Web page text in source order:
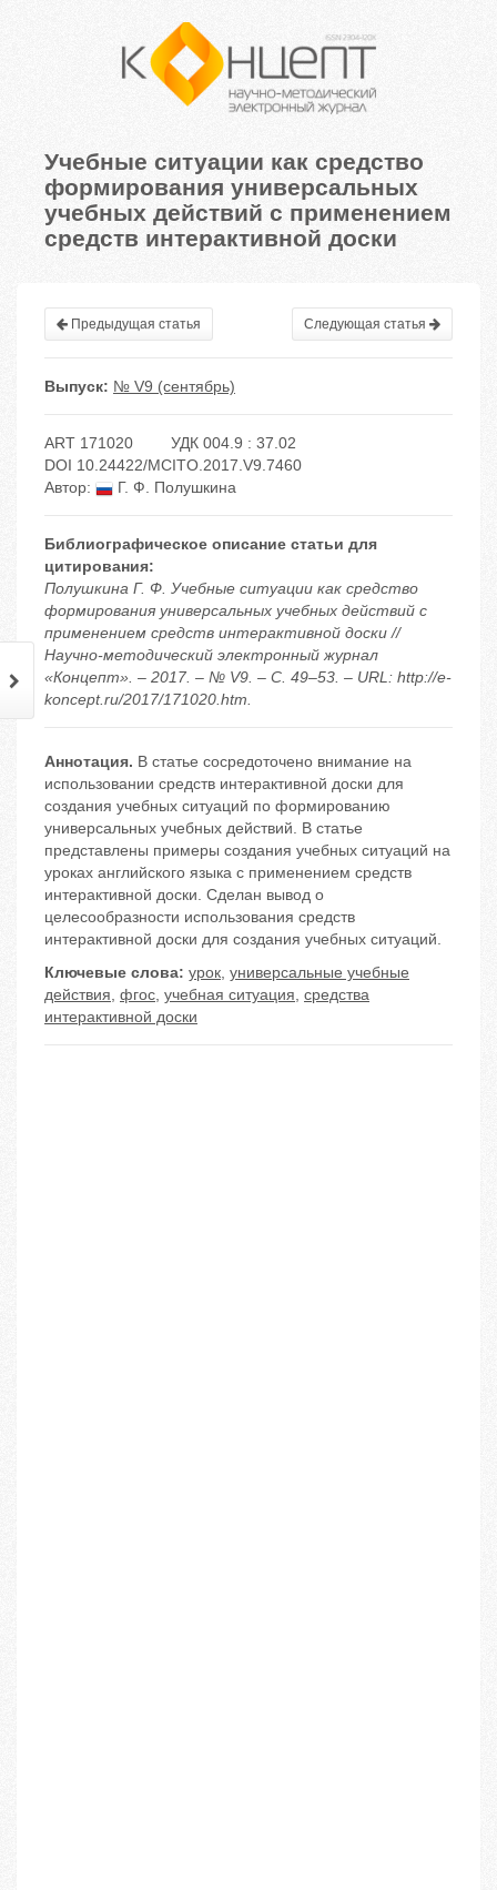
Учебные ситуации как средство
формирования универсальных
учебных действий с применением
средств интерактивной доски
Предыдущая статья Следующая статья
Выпуск: № V9 (сентябрь)
ART 171020
УДК 004.9 : 37.02
DOI 10.24422/MCITO.2017.V9.7460
Автор:
Г. Ф. Полушкина
Библиографическое описание статьи для
цитирования:
Полушкина Г. Ф. Учебные ситуации как средство
формирования универсальных учебных действий с
применением средств интерактивной доски //
Научно-методический электронный журнал
«Концепт». – 2017. – № V9. – С. 49–53. – URL: http://e-
koncept.ru/2017/171020.htm.
Аннотация. В статье сосредоточено внимание на
использовании средств интерактивной доски для
создания учебных ситуаций по формированию
универсальных учебных действий. В статье
представлены примеры создания учебных ситуаций на
уроках английского языка с применением средств
интерактивной доски. Сделан вывод о
целесообразности использования средств
интерактивной доски для создания учебных ситуаций.
Ключевые слова: урок, универсальные учебные
действия, фгос, учебная ситуация, средства
интерактивной доски